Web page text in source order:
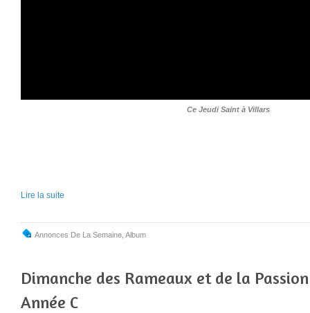
Ce Jeudi Saint à Villars
Lire la suite
Annonces De La Semaine Album
Dimanche des Rameaux et de la
Année C